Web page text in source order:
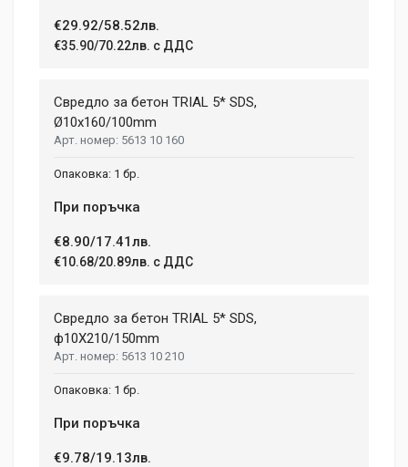
€29.92/58.52лв.
€35.90/70.22лв. с ДДС
Свредло за бетон TRIAL 5* SDS,
Ø10x160/100mm
5613 10 160
1 бр.
При поръчка
€8.90/17.41лв.
€10.68/20.89лв. с ДДС
Свредло за бетон TRIAL 5* SDS,
ф10X210/150mm
5613 10 210
1 бр.
При поръчка
€9.78/19.13лв.